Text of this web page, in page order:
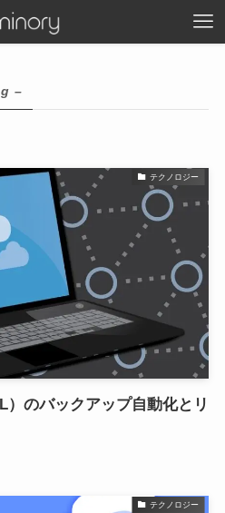
–
テクノロジー
のバックアップ自動化とリ
テクノロジー